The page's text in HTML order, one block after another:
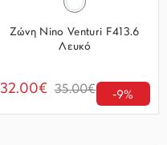
Ζώνη Nino Venturi F413.6
Λευκό
32.00€ 35.00€ -9%